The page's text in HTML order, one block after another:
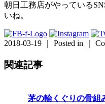
朝日工務店がやっている
いね。
2018-03-19 ｜ Posted in ｜
関連記事
茅の輪くぐりの骨組